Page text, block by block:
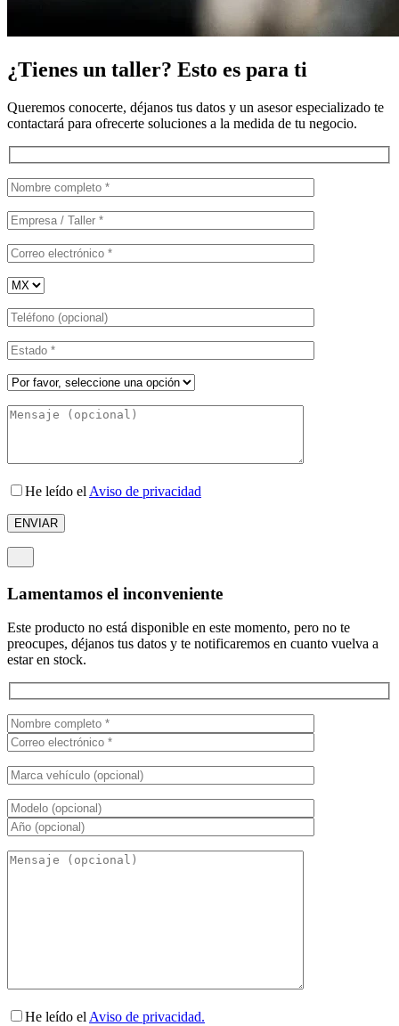
¿Tienes un taller? Esto es para ti
Queremos conocerte, déjanos tus datos y un asesor especializado te
contactará para ofrecerte soluciones a la medida de tu negocio.
He leído el Aviso de privacidad
Lamentamos el inconveniente
Este producto no está disponible en este momento, pero no te
preocupes, déjanos tus datos y te notificaremos en cuanto vuelva a
estar en stock.
He leído el Aviso de privacidad.